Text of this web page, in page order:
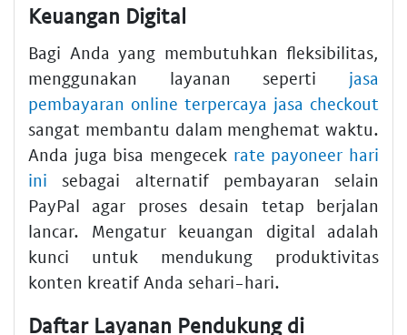
Keuangan Digital
Bagi Anda yang membutuhkan fleksibilitas,
menggunakan layanan seperti jasa
pembayaran online terpercaya jasa checkout
sangat membantu dalam menghemat waktu.
Anda juga bisa mengecek rate payoneer hari
ini sebagai alternatif pembayaran selain
PayPal agar proses desain tetap berjalan
lancar. Mengatur keuangan digital adalah
kunci untuk mendukung produktivitas
konten kreatif Anda sehari-hari.
Daftar Layanan Pendukung di